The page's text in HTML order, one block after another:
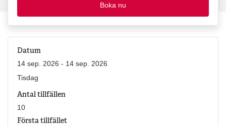
Boka nu
Datum
14 sep. 2026 - 14 sep. 2026
Tisdag
Antal tillfällen
10
Första tillfället